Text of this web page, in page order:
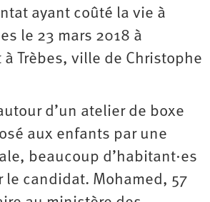
ayant coûté la vie à
le 23 mars 2018 à
à Trèbes, ville de Christophe
d’un atelier de boxe
aux enfants par une
beaucoup d’habitant·es
candidat. Mohamed, 57